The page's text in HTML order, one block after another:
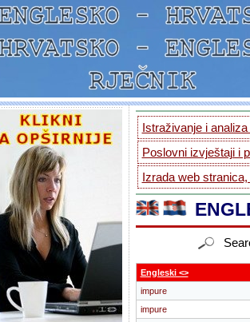
Istraživanje i
Poslovni izvještaji i
Izrada web
Engleski <>
impure
impure